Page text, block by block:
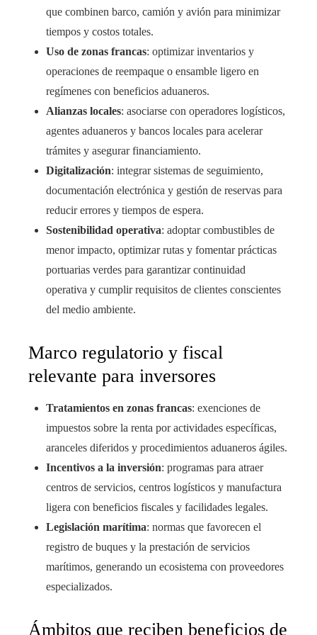
que combinen barco, camión y avión para minimizar
tiempos y costos totales.
Uso de zonas francas: optimizar inventarios y
operaciones de reempaque o ensamble ligero en
regímenes con beneficios aduaneros.
Alianzas locales: asociarse con operadores logísticos,
agentes aduaneros y bancos locales para acelerar
trámites y asegurar financiamiento.
Digitalización: integrar sistemas de seguimiento,
documentación electrónica y gestión de reservas para
reducir errores y tiempos de espera.
Sostenibilidad operativa: adoptar combustibles de
menor impacto, optimizar rutas y fomentar prácticas
portuarias verdes para garantizar continuidad
operativa y cumplir requisitos de clientes conscientes
del medio ambiente.
Marco regulatorio y fiscal
relevante para inversores
Tratamientos en zonas francas: exenciones de
impuestos sobre la renta por actividades específicas,
aranceles diferidos y procedimientos aduaneros ágiles.
Incentivos a la inversión: programas para atraer
centros de servicios, centros logísticos y manufactura
ligera con beneficios fiscales y facilidades legales.
Legislación marítima: normas que favorecen el
registro de buques y la prestación de servicios
marítimos, generando un ecosistema con proveedores
especializados.
Ámbitos que reciben beneficios de